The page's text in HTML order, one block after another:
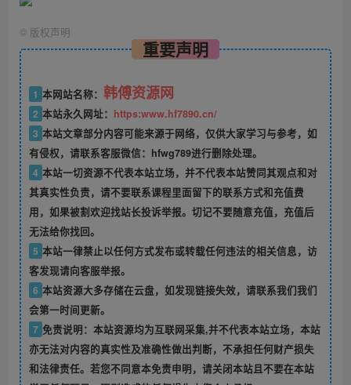
© 版权声明
重要声明
1 本网站名称： 韩傅资源网
2 本站永久网址： https:www.hf7890.cn/
3 本站文章部分内容可能来源于网络，仅供大家学习与参考，如
有侵权，请联系客服微信：hfwg789进行删除处理。
4 本站一切资源不代表本站立场，并不代表本站赞同其观点和对
其真实性负责，请不要联系课程里面留下的联系方式和充值费
用，如果被割欢迎找站长投诉举报。切记不要随意充值，充值后
无法给你找回。
5 本站一律禁止以任何方式发布或转载任何违法的相关信息，访
客发现请向客服举报。
6 本站资源大多存储在云盘，如发现链接失效，请联系我们我们
会第一时间更新。
7 免责说明：本站资源均为互联网采集,并不代表本站立场，本站
亦无法对内容的真实性及准确性做出判断，不承担任何财产损失
和法律责任。若您不同意本免责申明，请关闭本站且不要在本站